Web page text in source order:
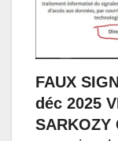
FAUX
déc 2025
SARKOZY